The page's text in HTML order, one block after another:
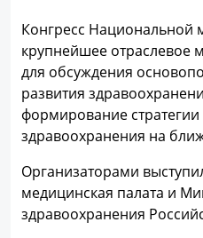
Конгресс Национальной
крупнейшее отраслевое
для обсуждения
развития
формирование стратегии
здравоохранения на
Организаторами
медицинская палата и
здравоохранения